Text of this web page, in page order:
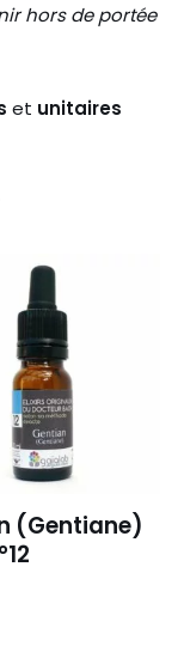
hors de portée
et unitaires
(Gentiane)